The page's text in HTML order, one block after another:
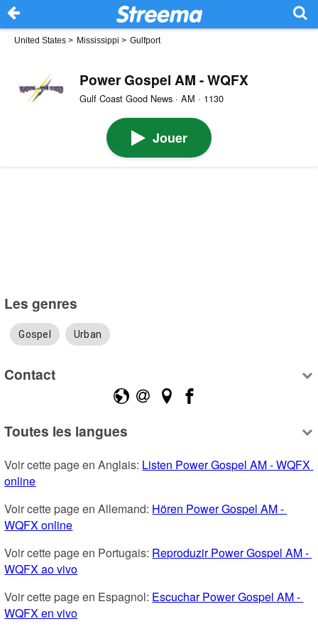
United States > Mississippi > Gulfport
Power Gospel AM - WQFX
Gulf Coast Good News · AM · 1130
Jouer
Les genres
Gospel Urban
Contact
Toutes les langues
Voir cette page en Anglais: Listen Power Gospel AM - WQFX
online
Voir cette page en Allemand: Hören Power Gospel AM -
WQFX online
Voir cette page en Portugais: Reproduzir Power Gospel AM -
WQFX ao vivo
Voir cette page en Espagnol: Escuchar Power Gospel AM -
WQFX en vivo